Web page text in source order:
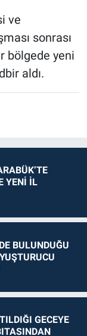
ve
sonrası
bölgede yeni
aldı.
YENİ İL
BULUNDUĞU
GECEYE